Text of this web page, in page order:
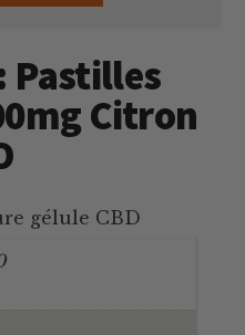
Pastilles
Citron
gélule CBD